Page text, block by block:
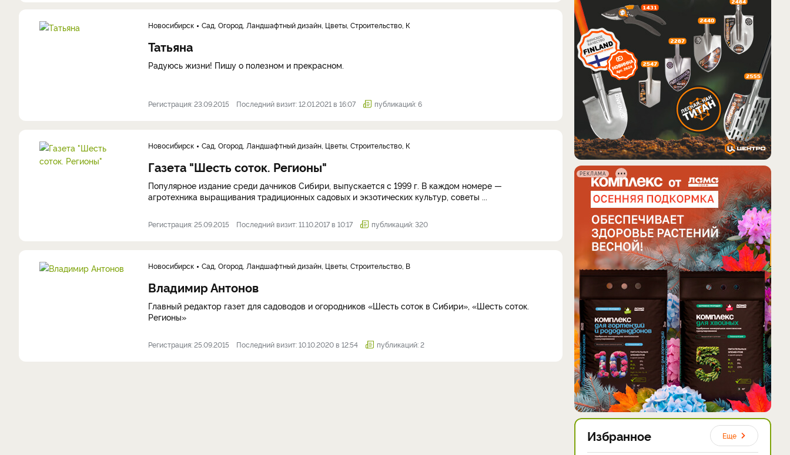
Новосибирск Сад, Огород, Ландшафтный дизайн, Цветы, Строительство, К
Татьяна
Радуюсь жизни! Пишу о полезном и прекрасном.
Регистрация: 23.09.2015 Последний визит: 12.01.2021 в 16:07 публикаций: 6
Новосибирск Сад, Огород, Ландшафтный дизайн, Цветы, Строительство, К
Газета "Шесть соток. Регионы"
Популярное издание среди дачников Сибири, выпускается с 1999 г. В каждом номере —
агротехника выращивания традиционных садовых и экзотических культур, советы ...
Регистрация: 25.09.2015 Последний визит: 11.10.2017 в 10:17 публикаций: 320
Новосибирск Сад, Огород, Ландшафтный дизайн, Цветы, Строительство, В
Владимир Антонов
Главный редактор газет для садоводов и огородников «Шесть соток в Сибири», «Шесть соток.
Регионы»
Регистрация: 25.09.2015 Последний визит: 10.10.2020 в 12:54 публикаций: 2
РЕКЛАМА
Избранное Еще